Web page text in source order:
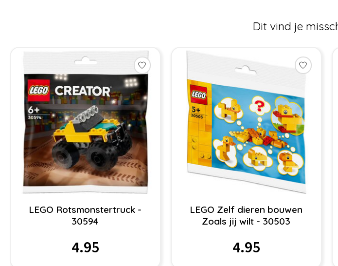
Dit vind je
LEGO Rotsmonstertruck -
30594
4.95
LEGO Zelf dieren bouwen
Zoals jij wilt - 30503
4.95